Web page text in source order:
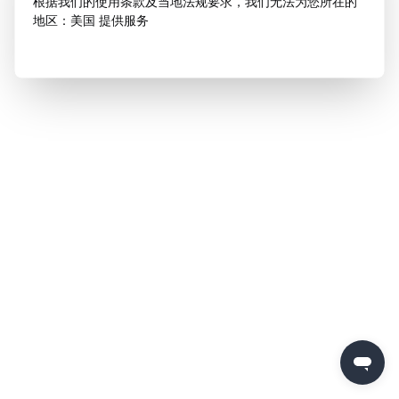
地区：美国 提供服务